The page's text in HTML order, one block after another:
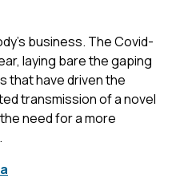
business. The Covid-
laying bare the gaping
that have driven the
transmission of a novel
need for a more